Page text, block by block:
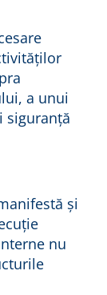
a unui
siguranță
şi
nu